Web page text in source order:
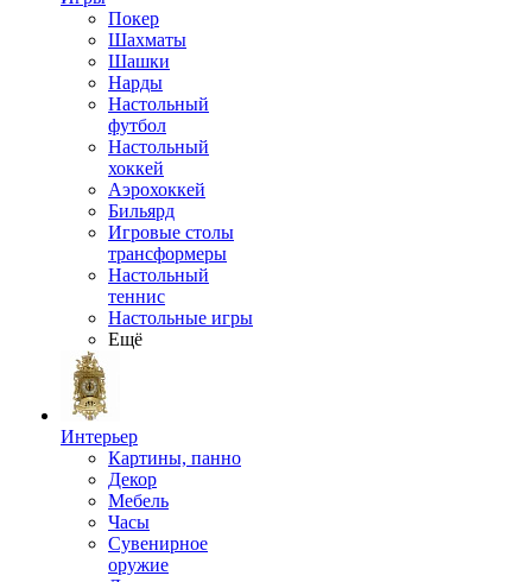
Покер
Шахматы
Шашки
Нарды
Настольный
футбол
Настольный
хоккей
Аэрохоккей
Бильярд
Игровые столы
трансформеры
Настольный
теннис
Настольные игры
Ещё
Интерьер
Картины, панно
Декор
Мебель
Часы
Сувенирное
оружие